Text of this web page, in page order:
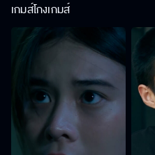
เกมส์โกงเกมส์